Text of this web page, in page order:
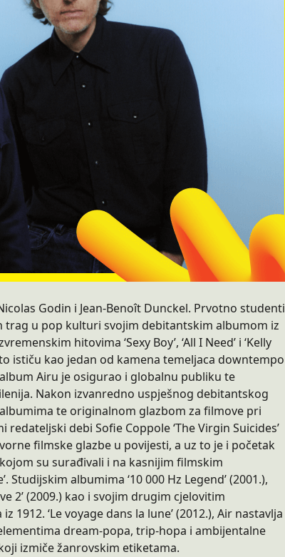
Godin i Jean-Benoît Dunckel. Prvotno studenti
u pop kulturi svojim debitantskim albumom iz
hitovima ‘Sexy Boy’, ‘All I Need’ i ‘Kelly
ističu kao jedan od kamena temeljaca downtempo
Airu je osigurao i globalnu publiku te
Nakon izvanredno uspješnog debitantskog
te originalnom glazbom za filmove pri
debi Sofie Coppole ‘The Virgin Suicides’
filmske glazbe u povijesti, a uz to je i početak
su surađivali i na kasnijim filmskim
Studijskim albumima ‘10 000 Hz Legend’ (2001.),
2’ (2009.) kao i svojim drugim cjelovitim
‘Le voyage dans la lune’ (2012.), Air nastavlja
dream-popa, trip-hopa i ambijentalne
izmiče žanrovskim etiketama.